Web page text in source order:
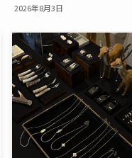
2026年8月3日